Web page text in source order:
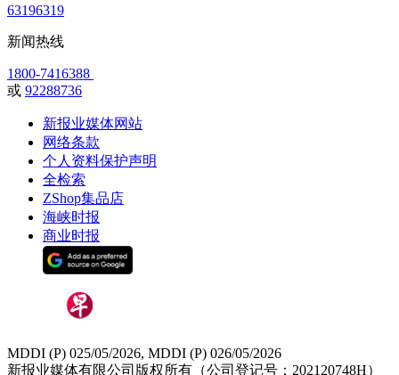
63196319
新闻热线
1800-7416388
或 92288736
新报业媒体网站
网络条款
个人资料保护声明
全检索
ZShop集品店
海峡时报
商业时报
MDDI (P) 025/05/2026, MDDI (P) 026/05/2026
新报业媒体有限公司版权所有（公司登记号：202120748H）